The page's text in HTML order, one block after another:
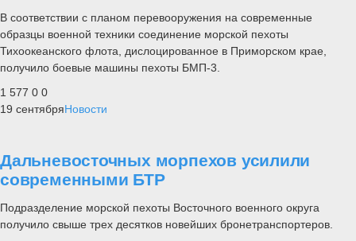
В соответствии с планом перевооружения на современные
образцы военной техники соединение морской пехоты
Тихоокеанского флота, дислоцированное в Приморском крае,
получило боевые машины пехоты БМП-3.
1 577 0 0
19 сентябряНовости
Дальневосточных морпехов усилили
современными БТР
Подразделение морской пехоты Восточного военного округа
получило свыше трех десятков новейших бронетранспортеров.